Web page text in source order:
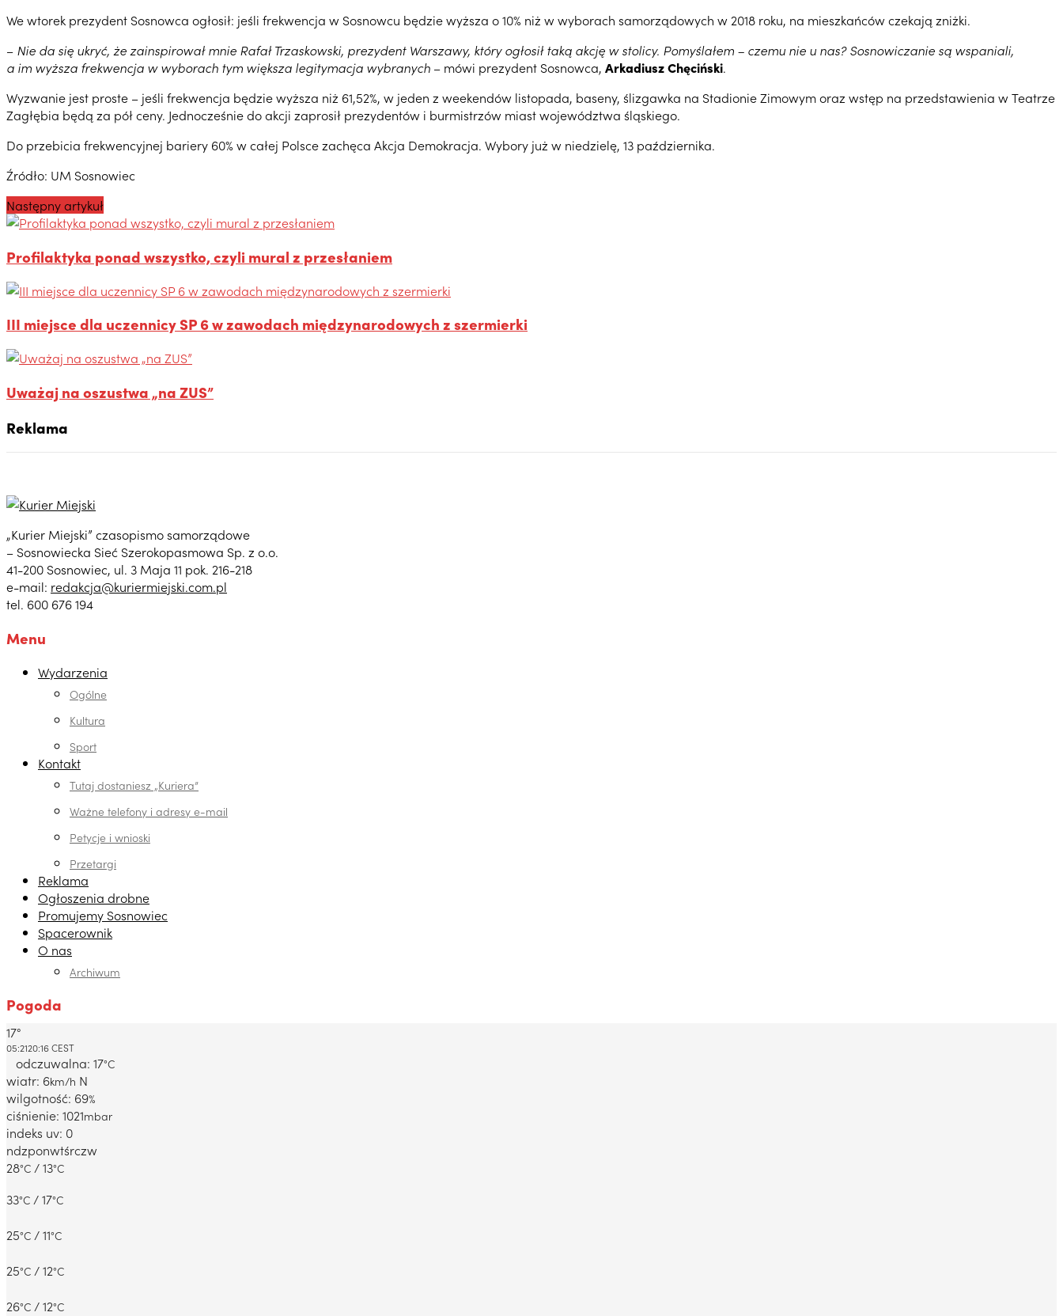
We wtorek prezydent Sosnowca ogłosił: jeśli frekwencja w Sosnowcu będzie wyższa o 10% niż w wyborach samorządowych w 2018 roku, na mieszkańców czekają zniżki.
– Nie da się ukryć, że zainspirował mnie Rafał Trzaskowski, prezydent Warszawy, który ogłosił taką akcję w stolicy. Pomyślałem – czemu nie u nas? Sosnowiczanie są wspaniali,
a im wyższa frekwencja w wyborach tym większa legitymacja wybranych – mówi prezydent Sosnowca, Arkadiusz Chęciński.
Wyzwanie jest proste – jeśli frekwencja będzie wyższa niż 61,52%, w jeden z weekendów listopada, baseny, ślizgawka na Stadionie Zimowym oraz wstęp na przedstawienia w Teatrze
Zagłębia będą za pół ceny. Jednocześnie do akcji zaprosił prezydentów i burmistrzów miast województwa śląskiego.
Do przebicia frekwencyjnej bariery 60% w całej Polsce zachęca Akcja Demokracja. Wybory już w niedzielę, 13 października.
Źródło: UM Sosnowiec
Następny artykuł
Profilaktyka ponad wszystko, czyli mural z przesłaniem
III miejsce dla uczennicy SP 6 w zawodach międzynarodowych z szermierki
Uważaj na oszustwa „na ZUS”
Reklama
„Kurier Miejski” czasopismo samorządowe
– Sosnowiecka Sieć Szerokopasmowa Sp. z o.o.
41-200 Sosnowiec, ul. 3 Maja 11 pok. 216-218
e-mail: redakcja@kuriermiejski.com.pl
tel. 600 676 194
Menu
Wydarzenia
Ogólne
Kultura
Sport
Kontakt
Tutaj dostaniesz „Kuriera”
Ważne telefony i adresy e-mail
Petycje i wnioski
Przetargi
Reklama
Ogłoszenia drobne
Promujemy Sosnowiec
Spacerownik
O nas
Archiwum
Pogoda
Dabrowa Gornicza, PL
17°
05:2120:16 CEST
odczuwalna: 17°C
wiatr: 6km/h N
wilgotność: 69%
ciśnienie: 1021mbar
indeks uv: 0
ndzponwtśrczw
28°C / 13°C
33°C / 17°C
25°C / 11°C
25°C / 12°C
26°C / 12°C